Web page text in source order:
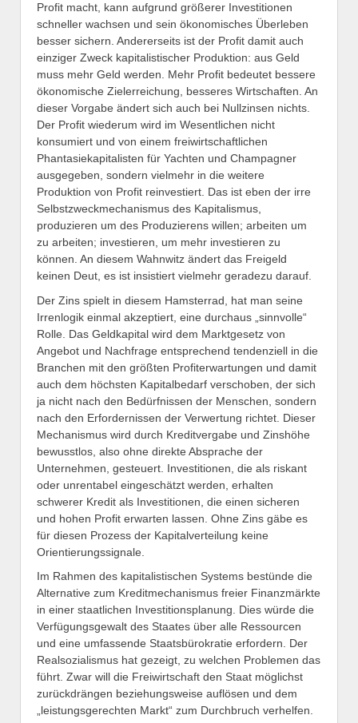
Profit macht, kann aufgrund größerer Investitionen
schneller wachsen und sein ökonomisches Überleben
besser sichern. Andererseits ist der Profit damit auch
einziger Zweck kapitalistischer Produktion: aus Geld
muss mehr Geld werden. Mehr Profit bedeutet bessere
ökonomische Zielerreichung, besseres Wirtschaften. An
dieser Vorgabe ändert sich auch bei Nullzinsen nichts.
Der Profit wiederum wird im Wesentlichen nicht
konsumiert und von einem freiwirtschaftlichen
Phantasiekapitalisten für Yachten und Champagner
ausgegeben, sondern vielmehr in die weitere
Produktion von Profit reinvestiert. Das ist eben der irre
Selbstzweckmechanismus des Kapitalismus,
produzieren um des Produzierens willen; arbeiten um
zu arbeiten; investieren, um mehr investieren zu
können. An diesem Wahnwitz ändert das Freigeld
keinen Deut, es ist insistiert vielmehr geradezu darauf.
Der Zins spielt in diesem Hamsterrad, hat man seine
Irrenlogik einmal akzeptiert, eine durchaus „sinnvolle“
Rolle. Das Geldkapital wird dem Marktgesetz von
Angebot und Nachfrage entsprechend tendenziell in die
Branchen mit den größten Profiterwartungen und damit
auch dem höchsten Kapitalbedarf verschoben, der sich
ja nicht nach den Bedürfnissen der Menschen, sondern
nach den Erfordernissen der Verwertung richtet. Dieser
Mechanismus wird durch Kreditvergabe und Zinshöhe
bewusstlos, also ohne direkte Absprache der
Unternehmen, gesteuert. Investitionen, die als riskant
oder unrentabel eingeschätzt werden, erhalten
schwerer Kredit als Investitionen, die einen sicheren
und hohen Profit erwarten lassen. Ohne Zins gäbe es
für diesen Prozess der Kapitalverteilung keine
Orientierungssignale.
Im Rahmen des kapitalistischen Systems bestünde die
Alternative zum Kreditmechanismus freier Finanzmärkte
in einer staatlichen Investitionsplanung. Dies würde die
Verfügungsgewalt des Staates über alle Ressourcen
und eine umfassende Staatsbürokratie erfordern. Der
Realsozialismus hat gezeigt, zu welchen Problemen das
führt. Zwar will die Freiwirtschaft den Staat möglichst
zurückdrängen beziehungsweise auflösen und dem
„leistungsgerechten Markt“ zum Durchbruch verhelfen.